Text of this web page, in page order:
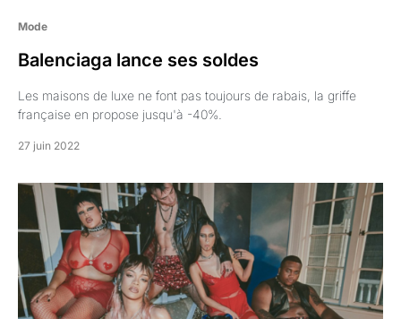
Mode
Balenciaga lance ses soldes
Les maisons de luxe ne font pas toujours de rabais, la griffe
française en propose jusqu'à -40%.
27 juin 2022